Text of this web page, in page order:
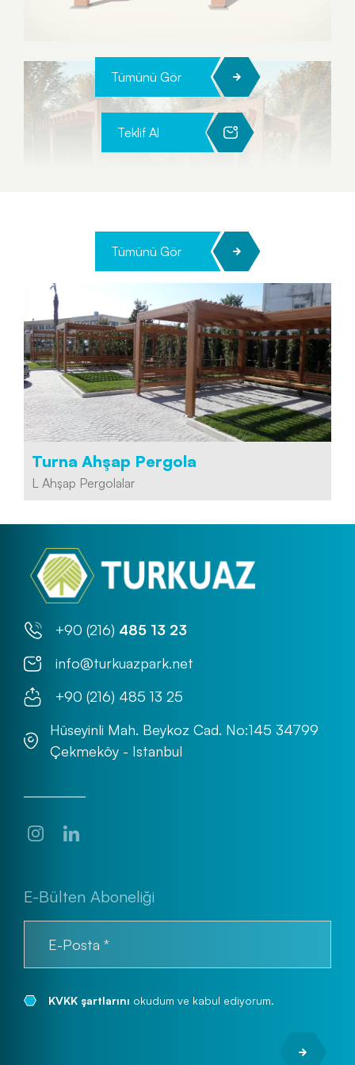
Tümünü Gör
Teklif Al
Tümünü Gör
Turna Ahşap Pergola
L Ahşap Pergolalar
+90 (216) 485 13 23
info@turkuazpark.net
+90 (216) 485 13 25
Hüseyinli Mah. Beykoz Cad. No:145 34799
Çekmeköy - Istanbul
E-Bülten Aboneliği
KVKK şartlarını okudum ve kabul ediyorum.